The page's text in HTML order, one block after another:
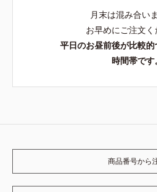
月末は混み合い
お早めにご注文く
平日のお昼前後が比較
時間帯です。
商品番号から